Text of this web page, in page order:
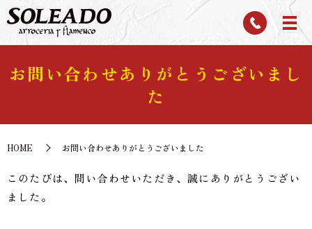
お問い合わせありがとうございまし
た
HOME お問い合わせありがとうございました
このたびは、問い合わせいただき、誠にありがとうござい
ました。